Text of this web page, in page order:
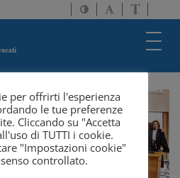
Attiva/disattiva
alto
Attiva/
dimensione
a
solo
per offrirti l'esperienza
le tue preferenze
Cliccando su "Accetta
di TUTTI i cookie.
"Impostazioni cookie"
controllato.